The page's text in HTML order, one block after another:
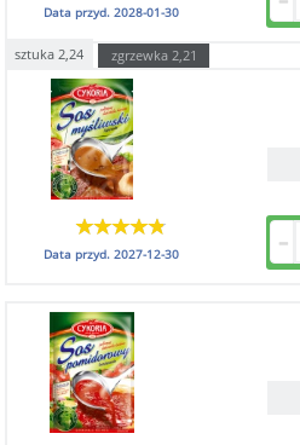
Data przyd.2028-01-30
sztuka 2,24 zgrzewka 2,21
Data przyd.2027-12-30